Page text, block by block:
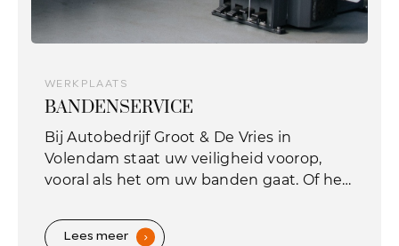
WERKPLAATS
BANDENSERVICE
Bij Autobedrijf Groot & De Vries in
Volendam staat uw veiligheid voorop,
vooral als het om uw banden gaat. Of het
juiste banden voor uw auto.
Lees meer .